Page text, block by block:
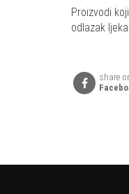
Proizvodi
odlazak
share